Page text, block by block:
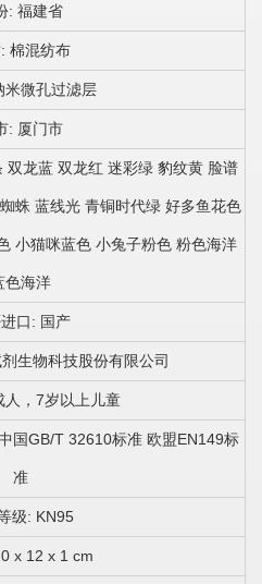
: 福建省
棉混纺布
米微孔过滤层
: 厦门市
双龙蓝 双龙红 迷彩绿 豹纹黄 脸谱
蛛 蓝线光 青铜时代绿 好多鱼花色
小猫咪蓝色 小兔子粉色 粉色海洋
色海洋
口: 国产
生物科技股份有限公司
人，7岁以上儿童
国GB/T 32610标准 欧盟EN149标
准
级: KN95
x 12 x 1 cm